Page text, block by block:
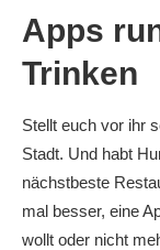
Apps
Trinken
Stellt euch vor ihr
Stadt. Und habt
nächstbeste
mal besser, eine
wollt oder nicht